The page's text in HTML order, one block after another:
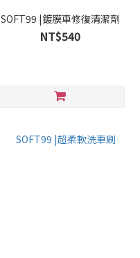
SOFT99 |鍍膜車修復清潔劑
NT$540